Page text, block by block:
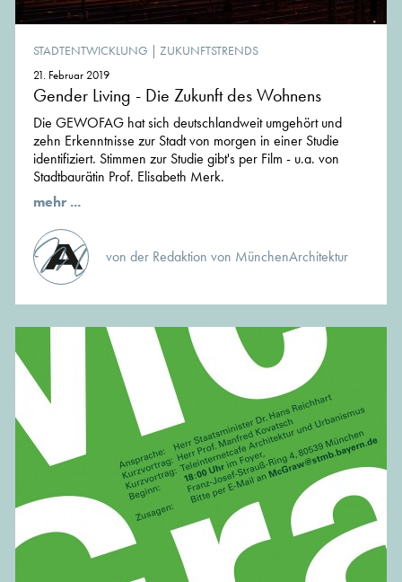
STADTENTWICKLUNG | ZUKUNFTSTRENDS
21. Februar 2019
Gender Living - Die Zukunft des Wohnens
Die GEWOFAG hat sich deutschlandweit umgehört und
zehn Erkenntnisse zur Stadt von morgen in einer Studie
identifiziert. Stimmen zur Studie gibt's per Film - u.a. von
Stadtbaurätin Prof. Elisabeth Merk.
mehr ...
von der Redaktion von MünchenArchitektur